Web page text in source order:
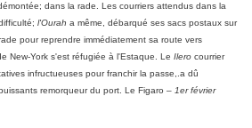
dans la rade. Les courriers attendus dans la
l'Ourah a même, débarqué ses sacs postaux sur
pour reprendre immédiatement sa route vers
New-York s'est réfugiée à l'Estaque. Le Ilero courrier
infructueuses pour franchir la passe,.a dû
remorqueur du port. Le Figaro – 1er février